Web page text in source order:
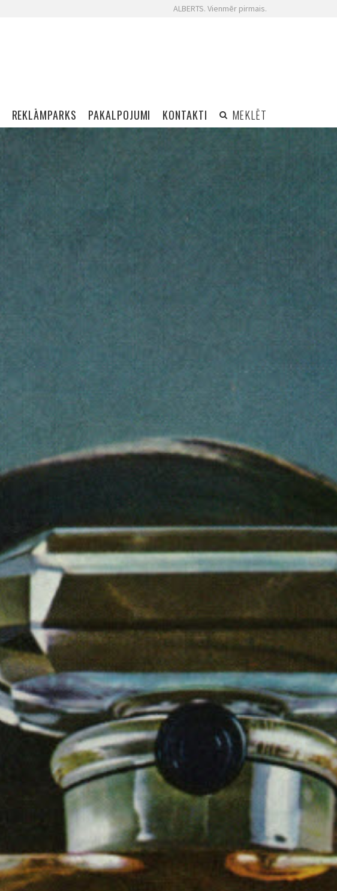
ALBERTS. Vienmēr pirmais.
REKLĀMPARKS PAKALPOJUMI KONTAKTI MEKLĒT